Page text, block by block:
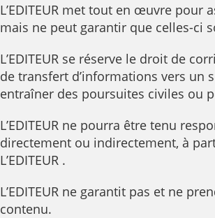
L’EDITEUR met tout en œuvre
mais ne peut garantir que celles-ci
L’EDITEUR se réserve le droit de
de transfert d’informations vers
entraîner des poursuites civiles ou
L’EDITEUR ne pourra être tenu
directement ou indirectement, à
L’EDITEUR .
L’EDITEUR ne garantit pas et ne
contenu.